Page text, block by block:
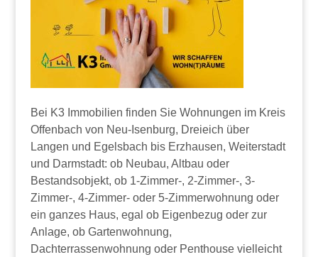
Bei K3 Immobilien finden Sie Wohnungen im Kreis
Offenbach von Neu-Isenburg, Dreieich über
Langen und Egelsbach bis Erzhausen, Weiterstadt
und Darmstadt: ob Neubau, Altbau oder
Bestandsobjekt, ob 1-Zimmer-, 2-Zimmer-, 3-
Zimmer-, 4-Zimmer- oder 5-Zimmerwohnung oder
ein ganzes Haus, egal ob Eigenbezug oder zur
Anlage, ob Gartenwohnung,
Dachterrassenwohnung oder Penthouse vielleicht